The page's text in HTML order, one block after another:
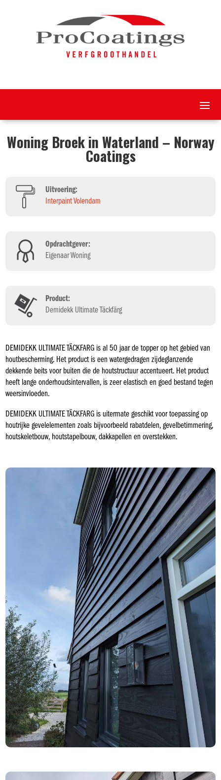
Woning Broek in Waterland – Norway
Coatings
Uitvoering:
Interpaint Volendam
Opdrachtgever:
Eigenaar Woning
Product:
Demidekk Ultimate Täckfärg
DEMIDEKK ULTIMATE TÄCKFARG is al 50 jaar de topper op het gebied van
houtbescherming. Het product is een watergedragen zijdeglanzende
dekkende beits voor buiten die de houtstructuur accentueert. Het product
heeft lange onderhoudsintervallen, is zeer elastisch en goed bestand tegen
weersinvloeden.
DEMIDEKK ULTIMATE TÄCKFARG is uitermate geschikt voor toepassing op
houtrijke gevelelementen zoals bijvoorbeeld rabatdelen, gevelbetimmering,
houtskeletbouw, houtstapelbouw, dakkapellen en overstekken.